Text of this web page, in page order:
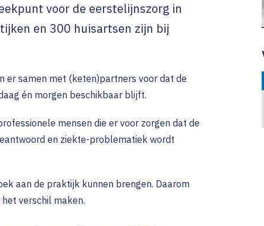
Incident
Zorg (Wlz)
Tarieven
Accreditatie
Functies en
Abonnement en
Algemene
Klachtenprocedure
Campagne Ouders
voor de eerstelijnszorg in
en 300 huisartsen zijn bij
er samen met (keten)partners voor dat de
én morgen beschikbaar blijft.
mensen die er voor zorgen dat de
en ziekte-problematiek wordt
aan de praktijk kunnen brengen. Daarom
verschil maken.